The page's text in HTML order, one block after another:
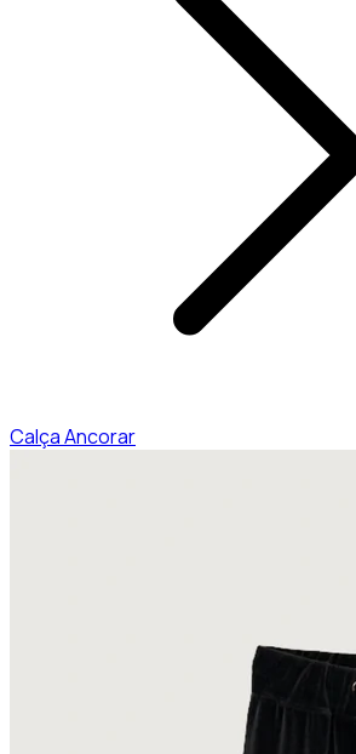
Calça Ancorar